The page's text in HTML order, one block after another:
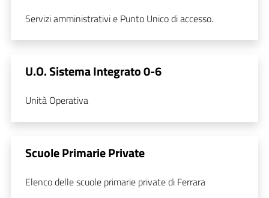
Servizi amministrativi e Punto Unico di accesso.
U.O. Sistema Integrato 0-6
Unità Operativa
Scuole Primarie Private
Elenco delle scuole primarie private di Ferrara